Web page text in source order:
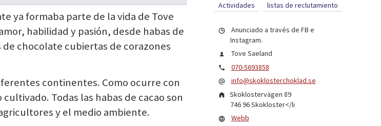
ya formaba parte de la vida de Tove
habilidad y pasión, desde habas de
chocolate cubiertas de corazones
continentes. Como ocurre con
Todas las habas de cacao son
y el medio ambiente.
Actividades
listas de reclutamiento
Anunciado a través de FB e
Instagram.
Tove Saeland
070-5693858
info@skoklosterchoklad.se
Skoklostervägen 89
746 96Skokloster</li
Webb